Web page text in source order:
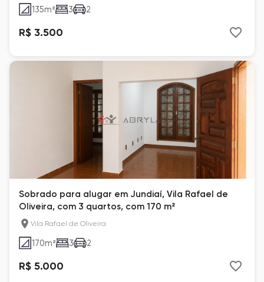
135m² 3 2
R$ 3.500
Sobrado para alugar em Jundiaí, Vila Rafael de
Oliveira, com 3 quartos, com 170 m²
Vila Rafael de Oliveira
170m² 3 2
R$ 5.000